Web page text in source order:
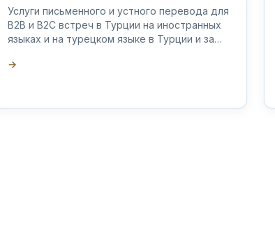
Услуги письменного и устного перевода для
B2B и B2C встреч в Турции на иностранных
языках и на турецком языке в Турции и за
→